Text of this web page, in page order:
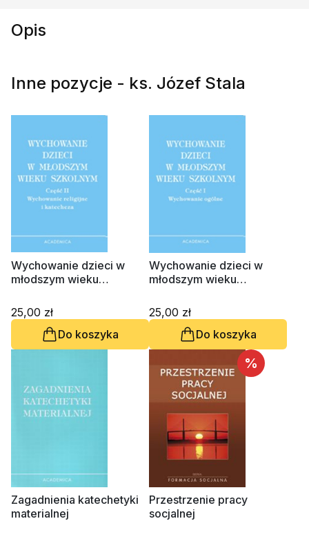
Opis
Inne pozycje - ks. Józef Stala
Wychowanie dzieci w
młodszym wieku
Wychowanie religijne
25,00 zł
Do koszyka
Wychowanie dzieci w
młodszym wieku
Wychowanie ogólne
25,00 zł
Do koszyka
Zagadnienia katechetyki
materialnej
%
Przestrzenie pracy
socjalnej